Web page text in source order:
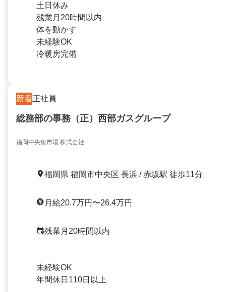
土日休み
残業月20時間以内
体を動かす
未経験OK
冷暖房完備
新着正社員
総務部の事務（正）西部ガスグループ
福岡中央魚市場 株式会社
福岡県 福岡市中央区 長浜 / 赤坂駅 徒歩11分
月給20.7万円〜26.4万円
残業月20時間以内
未経験OK
年間休日110日以上